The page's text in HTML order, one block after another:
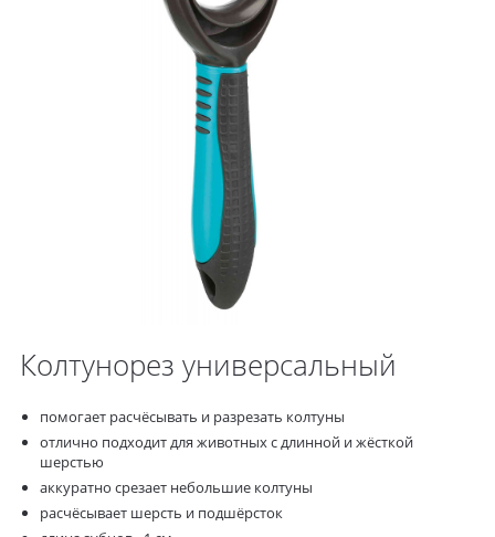
Колтунорез универсальный
помогает расчёсывать и разрезать колтуны
отлично подходит для животных с длинной и жёсткой
шерстью
аккуратно срезает небольшие колтуны
расчёсывает шерсть и подшёрсток